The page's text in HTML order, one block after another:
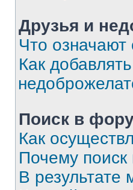
Друзья и
Что означают
Как
Поиск в
Как
Почему поиск
В результате